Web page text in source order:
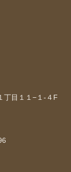
丁目１１−１-４F